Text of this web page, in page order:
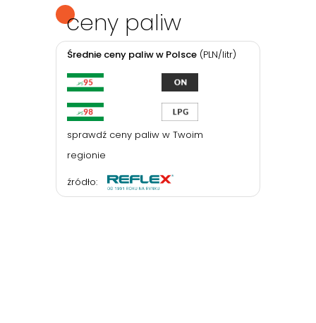
ceny paliw
Średnie ceny paliw w Polsce (PLN/litr)
sprawdź ceny paliw w Twoim
regionie
źródło: